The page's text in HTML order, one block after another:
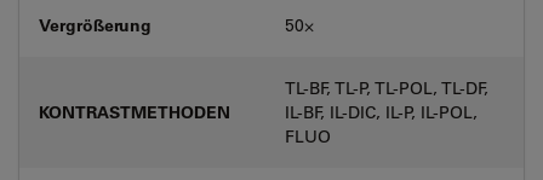
Vergrößerung 50⨉
KONTRASTMETHODEN
TL-BF, TL-P, TL-POL, TL-DF,
IL-BF, IL-DIC, IL-P, IL-POL,
FLUO